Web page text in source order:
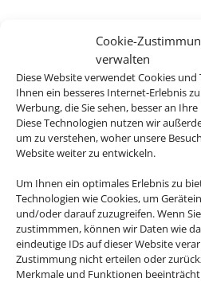
Cookie-
verwalten
Diese Website verwendet Cookies
Ihnen ein besseres Internet-Erlebnis
Werbung, die Sie sehen, besser an
Diese Technologien nutzen wir
um zu verstehen, woher unsere
Website weiter zu entwickeln.
Um Ihnen ein optimales Erlebnis zu
Technologien wie Cookies, um
und/oder darauf zuzugreifen. Wenn
zustimmmen, können wir Daten wie
eindeutige IDs auf dieser Website
Zustimmung nicht erteilen oder
Merkmale und Funktionen